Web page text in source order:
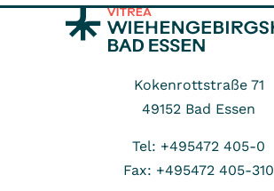
Kokenrottstraße 71
49152 Bad Essen
Tel: +495472 405-0
Fax: +495472 405-310